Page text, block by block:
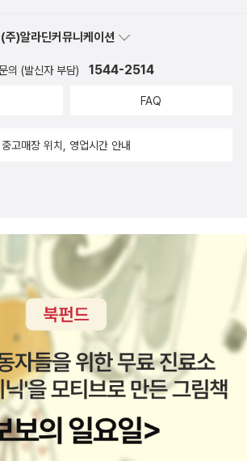
(주)알라딘커뮤니케이션
의 (발신자 부담) 1544-2514
FAQ
중고매장 위치, 영업시간 안내